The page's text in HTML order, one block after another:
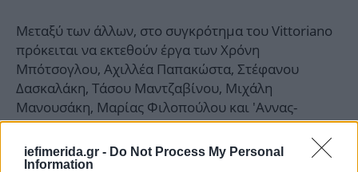
iefimerida.gr - Do Not Process My Personal
Information
Μεταξύ των άλλων, στο συγκρότημα του Vittoriano
πρόκειται να εκτεθούν έργα των Χρόνη
Μπότσογλου, Αχιλλέα Παπακώστα, Στέφανου
Δασκαλάκη, Τάσου Μαντζαβίνου, Μιχάλη
Μανουσάκη, Μαρίας Φιλοπούλου και 'Αννας-
Μαρίας Τσακάλη.